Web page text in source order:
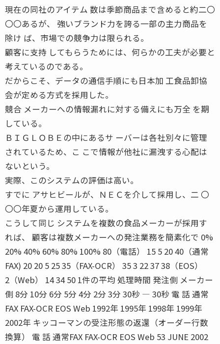
現在の同社のアイテム 数は季節商品まで含めると約二〇
〇〇あるが、 強いブランド力を誇る一部の主力商品を
除け ば、市場での競争力は限られる。
顧客に支持 してもらうためには、何らかの工夫が必要と
考えているのである。
だからこそ、データの通信手順にも日本加 工食品卸協
会が定める方式を採用した。
競合 メーカーへの情報漏れに対する備えにも万全 を期
している。
ＢＩＧＬＯＢＥの中にあるサ ーバーは各社別々に管理
されているため、こ こで情報が他社に漏洩する心配は
ないという。
実際、このシステムの評価は高い。
すでに アサヒビールが、ＮＥＣを介して採用し、二 〇
〇〇年夏から運用している。
こうして同じ システムを複数の食品メーカーが採用す
れば、 顧客は複数メーカーへの発注業務を簡素化で 0%
20% 40% 60% 80% 100% 80（電話） 15 5 20 40（通常
FAX) 20 20 5 25 35（FAX-OCR） 35 3 22 37 38（EOS）
2（Web） 14 34 50 1件の平均 処理時間 発注側 メーカー
側 8分 10分 6分 5分 4分 2分 3分 30秒 ― 30秒 電 話 通常
FAX FAX-OCR EOS Web 1992年 1995年 1998年 1999年
2002年 キッコーマンの受注形態の返還（オーダー行数
換算） 電 話 通常FAX FAX-OCR EOS Web 53 JUNE 2002